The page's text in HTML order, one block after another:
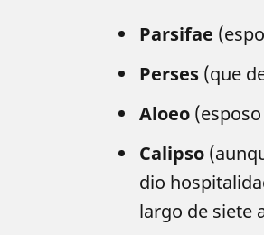
Parsifae
Perses (que
Aloeo
Calipso
dio
largo de siete